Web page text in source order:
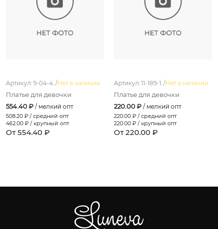
Артикул: 9-04-4. /Нет в наличии
Платье для девочки
554.40 ₽ / мелкий опт
508.20 ₽ / средний опт
462.00 ₽ / крупный опт
От 554.40 ₽
Артикул: 11-189-1. /Нет в наличии
Платье для девочки
220.00 ₽ / мелкий опт
220.00 ₽ / средний опт
220.00 ₽ / крупный опт
От 220.00 ₽